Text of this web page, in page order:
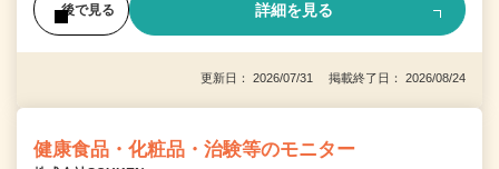
後で見る 詳細を見る
更新日： 2026/07/31 掲載終了日： 2026/08/24
健康食品・化粧品・治験等のモニター